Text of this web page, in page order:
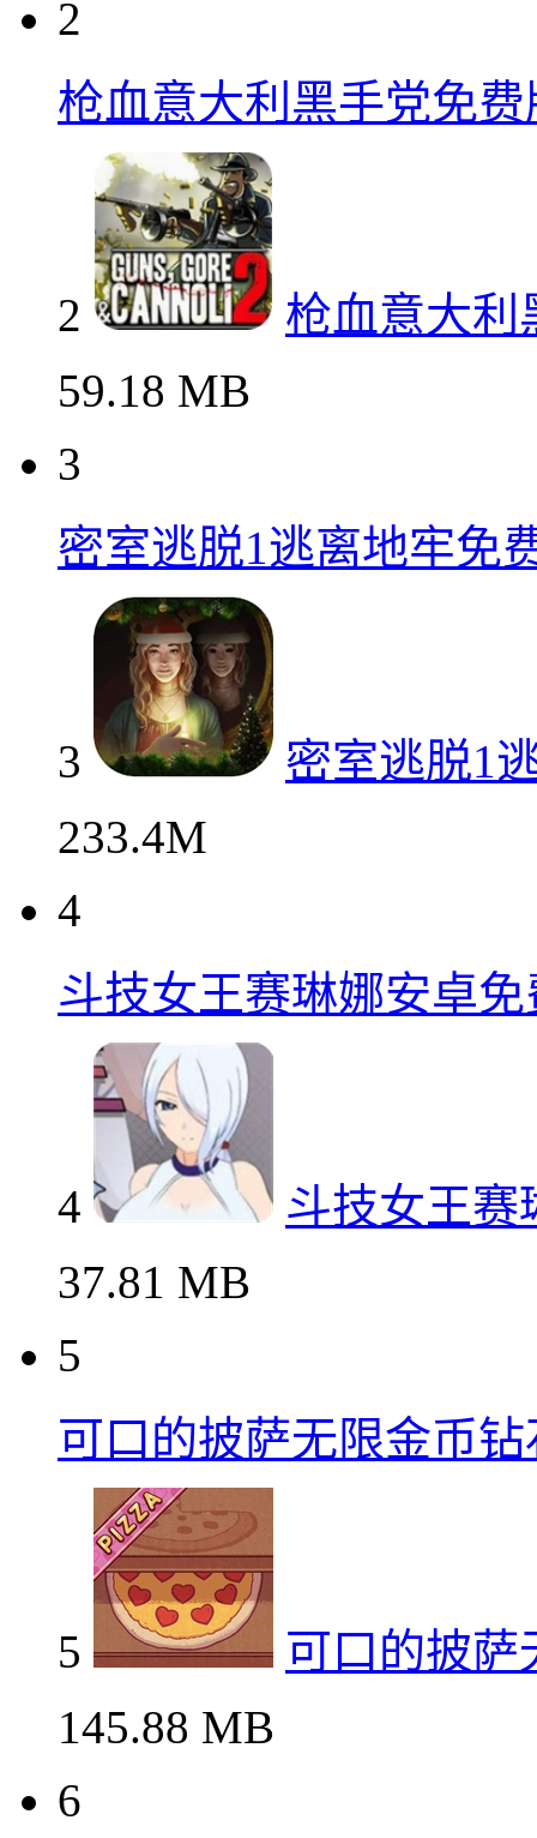
2
枪血意大利黑手党免
2
枪血意大利
59.18 MB
3
密室逃脱1逃离地牢免
3
密室逃脱1
233.4M
4
斗技女王赛琳娜安卓
4
斗技女王赛
37.81 MB
5
可口的披萨无限金币
5
可口的披萨
145.88 MB
6